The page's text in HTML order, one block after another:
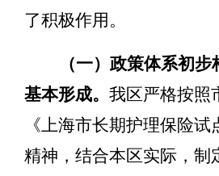
了积极作用。
（一）政策体系初
基本形成。我区严格按照
《上海市长期护理保险
精神，结合本区实际，制